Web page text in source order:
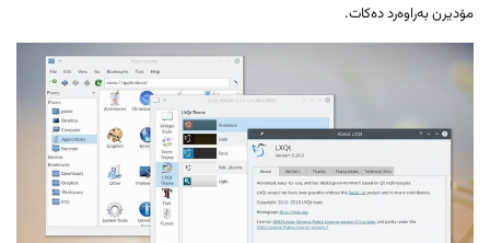
مۆدیرن بەراوەرد دەکات.